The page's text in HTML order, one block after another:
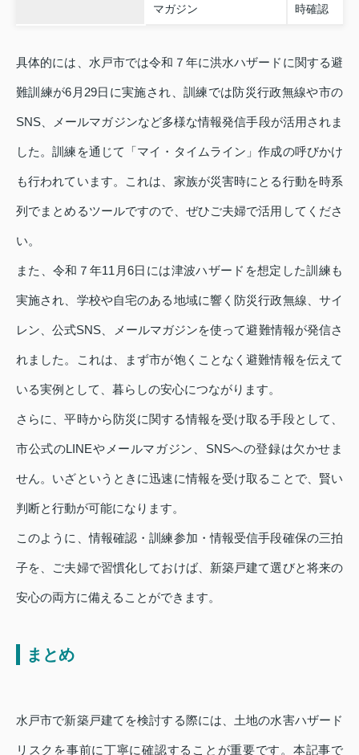
マガジン
時確認
具体的には、水戸市では令和７年に洪水ハザードに関する避
難訓練が6月29日に実施され、訓練では防災行政無線や市の
SNS、メールマガジンなど多様な情報発信手段が活用されま
した。訓練を通じて「マイ・タイムライン」作成の呼びかけ
も行われています。これは、家族が災害時にとる行動を時系
列でまとめるツールですので、ぜひご夫婦で活用してくださ
い。
また、令和７年11月6日には津波ハザードを想定した訓練も
実施され、学校や自宅のある地域に響く防災行政無線、サイ
レン、公式SNS、メールマガジンを使って避難情報が発信さ
れました。これは、まず市が饱くことなく避難情報を伝えて
いる実例として、暮らしの安心につながります。
さらに、平時から防災に関する情報を受け取る手段として、
市公式のLINEやメールマガジン、SNSへの登録は欠かせま
せん。いざというときに迅速に情報を受け取ることで、賢い
判断と行動が可能になります。
このように、情報確認・訓練参加・情報受信手段確保の三拍
子を、ご夫婦で習慣化しておけば、新築戸建て選びと将来の
安心の両方に備えることができます。
まとめ
水戸市で新築戸建てを検討する際には、土地の水害ハザード
リスクを事前に丁寧に確認することが重要です。本記事で